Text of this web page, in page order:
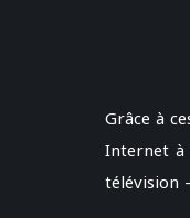
Grâce à
Internet à
télévision